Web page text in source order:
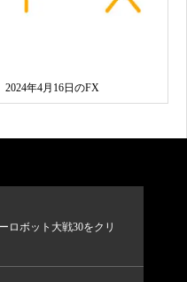
2024年4月16日のFX
ロボット大戦30をクリ